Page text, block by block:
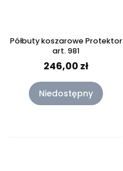
Półbuty koszarowe Protektor
art. 981
246,00 zł
Niedostępny